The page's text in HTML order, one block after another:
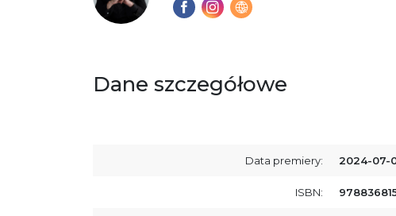
Dane szczegółowe
Data premiery: 2024-07-
ISBN: